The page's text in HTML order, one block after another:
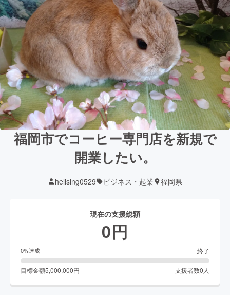
福岡市でコーヒー専門店を新規で
開業したい。
hellsing0529 ビジネス・起業 福岡県
現在の支援総額
0円
0%達成 終了
目標金額5,000,000円 支援者数0 人